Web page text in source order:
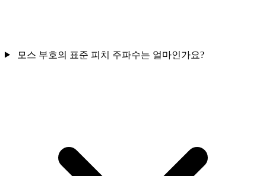
모스 부호의 표준 피치 주파수는 얼마인가요?